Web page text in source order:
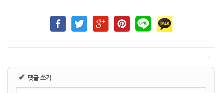
✔ 댓글 쓰기